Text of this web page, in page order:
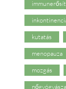
kutatás
menopauza
mozgás